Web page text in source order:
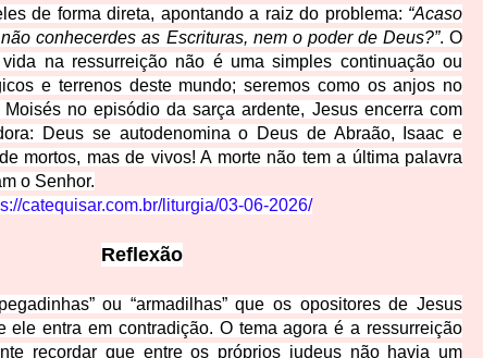
de forma direta, apontando a raiz do problema: “Acaso
conhecerdes as Escrituras, nem o poder de Deus?”. O
na ressurreição não é uma simples continuação ou
e terrenos deste mundo; seremos como os anjos no
no episódio da sarça ardente, Jesus encerra com
Deus se autodenomina o Deus de Abraão, Isaac e
mortos, mas de vivos! A morte não tem a última palavra
o Senhor.
catequisar.com.br/liturgia/03-06-2026/
Reflexão
ou “armadilhas” que os opositores de Jesus
ele entra em contradição. O tema agora é a ressurreição
recordar que entre os próprios judeus não havia um